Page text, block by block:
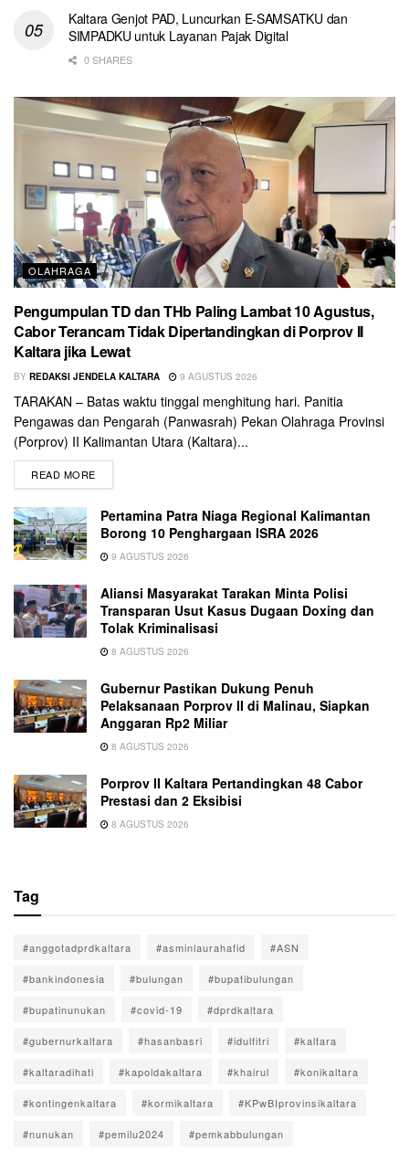
Kaltara Genjot PAD, Luncurkan E-SAMSATKU dan
SIMPADKU untuk Layanan Pajak Digital
0 SHARES
OLAHRAGA
Pengumpulan TD dan THb Paling Lambat 10 Agustus,
Cabor Terancam Tidak Dipertandingkan di Porprov II
Kaltara jika Lewat
BY REDAKSI JENDELA KALTARA 9 AGUSTUS 2026
TARAKAN – Batas waktu tinggal menghitung hari. Panitia
Pengawas dan Pengarah (Panwasrah) Pekan Olahraga Provinsi
(Porprov) II Kalimantan Utara (Kaltara)...
READ MORE
Pertamina Patra Niaga Regional Kalimantan
Borong 10 Penghargaan ISRA 2026
9 AGUSTUS 2026
Aliansi Masyarakat Tarakan Minta Polisi
Transparan Usut Kasus Dugaan Doxing dan
Tolak Kriminalisasi
8 AGUSTUS 2026
Gubernur Pastikan Dukung Penuh
Pelaksanaan Porprov II di Malinau, Siapkan
Anggaran Rp2 Miliar
8 AGUSTUS 2026
Porprov II Kaltara Pertandingkan 48 Cabor
Prestasi dan 2 Eksibisi
8 AGUSTUS 2026
Tag
#anggotadprdkaltara #asminlaurahafid #ASN
#bankindonesia #bulungan #bupatibulungan
#bupatinunukan #covid-19 #dprdkaltara
#gubernurkaltara #hasanbasri #idulfitri #kaltara
#kaltaradihati #kapoldakaltara #khairul #konikaltara
#kontingenkaltara #kormikaltara #KPwBIprovinsikaltara
#nunukan #pemilu2024 #pemkabbulungan